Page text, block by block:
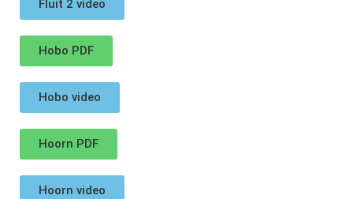
Fluit 2 video
Hobo PDF
Hobo video
Hoorn PDF
Hoorn video